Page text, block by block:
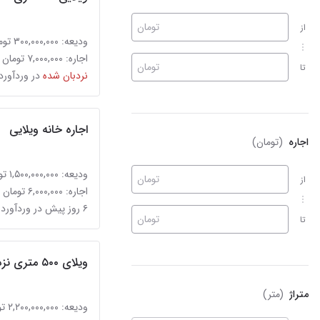
از
تا
تومان
تومان
اجاره (تومان)
از
تا
تومان
تومان
متراژ (متر)
ودیعه: ۳۰۰,۰۰۰,۰۰۰ تومان
اجاره: ۷,۰۰۰,۰۰۰ تومان
نردبان شدهدر
اجاره خانه ویلایی
ودیعه: ۱,۵۰۰,۰۰۰,۰۰۰ تومان
اجاره: ۶,۰۰۰,۰۰۰ تومان
۶ روز پیش در وردآورد
ویلای ۵۰۰ متری نزدیک تهران
ودیعه: ۲,۲۰۰,۰۰۰,۰۰۰ تومان